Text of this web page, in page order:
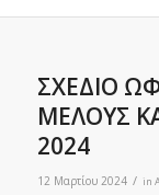
ΣΧΕΔΙΟ
ΜΕΛΟΥΣ
2024
12 Μαρτίου 2024 / in